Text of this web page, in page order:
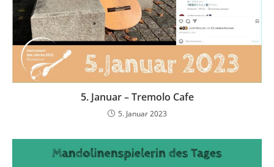
5. Januar – Tremolo Cafe
5. Januar 2023